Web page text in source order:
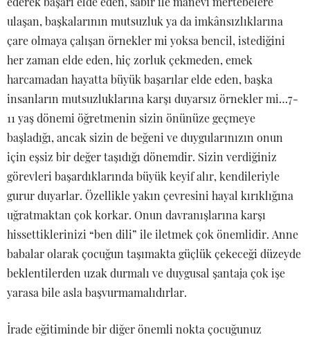
ulaşan, başkalarının mutsuzluk ya da imkânsızlıklarına
çare olmaya çalışan örnekler mi yoksa bencil, istediğini
her zaman elde eden, hiç zorluk çekmeden, emek
harcamadan hayatta büyük başarılar elde eden, başka
insanların mutsuzluklarına karşı duyarsız örnekler mi…7-
11 yaş dönemi öğretmenin sizin önünüze geçmeye
başladığı, ancak sizin de beğeni ve duygularınızın onun
için eşsiz bir değer taşıdığı dönemdir. Sizin verdiğiniz
görevleri başardıklarında büyük keyif alır, kendileriyle
gurur duyarlar. Özellikle yakın çevresini hayal kırıklığına
uğratmaktan çok korkar. Onun davranışlarına karşı
hissettiklerinizi “ben dili” ile iletmek çok önemlidir. Anne
babalar olarak çocuğun taşımakta güçlük çekeceği düzeyde
beklentilerden uzak durmalı ve duygusal şantaja çok işe
yarasa bile asla başvurmamalıdırlar.
İrade eğitiminde bir diğer önemli nokta çocuğunuz